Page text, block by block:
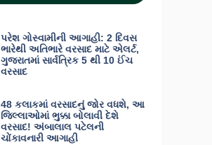
પરેશ ગોસ્વામીની આગાહી: 2 દિવસ
ભારેથી અતિભારે વરસાદ માટે એલર્ટ,
ગુજરાતમાં સાર્વત્રિક 5 થી 10 ઈંચ
વરસાદ
48 કલાકમાં વરસાદનું જોર વધશે, આ
જિલ્લાઓમાં ભુક્કા બોલાવી દેશે
વરસાદ! અંબાલાલ પટેલની
ચોંકાવનારી આગાહી